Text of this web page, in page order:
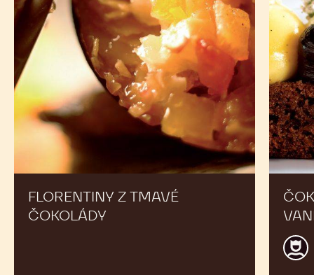
FLORENTINY Z TMAVÉ
ČOKOLÁDY
vanilka